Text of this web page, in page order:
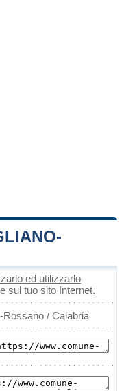
ed utilizzarlo
sul tuo sito Internet.